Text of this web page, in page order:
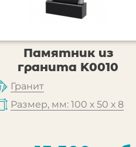
Памятник из
гранита K0010
Гранит
Размер, мм: 100 х 50 х 8